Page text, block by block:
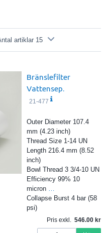
artiklar 15
Bränslefilter
Vattensep.
21-477
Outer Diameter 107.4
mm (4.23 inch)
Thread Size 1-14 UN
Length 216.4 mm (8.52
inch)
Bowl Thread 3 3/4-10 UN
Efficiency 99% 10
micron
Collapse Burst 4 bar (58
psi)
Pris exkl. 546.00